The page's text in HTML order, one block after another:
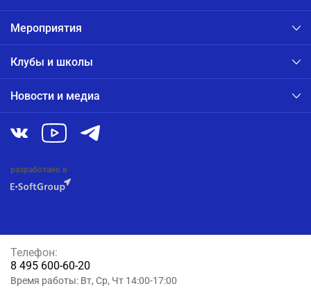
Мероприятия
Клубы и школы
Новости и медиа
разработано в
Телефон:
8 495 600-60-20
Время работы: Вт, Ср, Чт 14:00-17:00